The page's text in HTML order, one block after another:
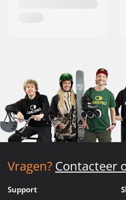
Vragen? Contacteer
Support